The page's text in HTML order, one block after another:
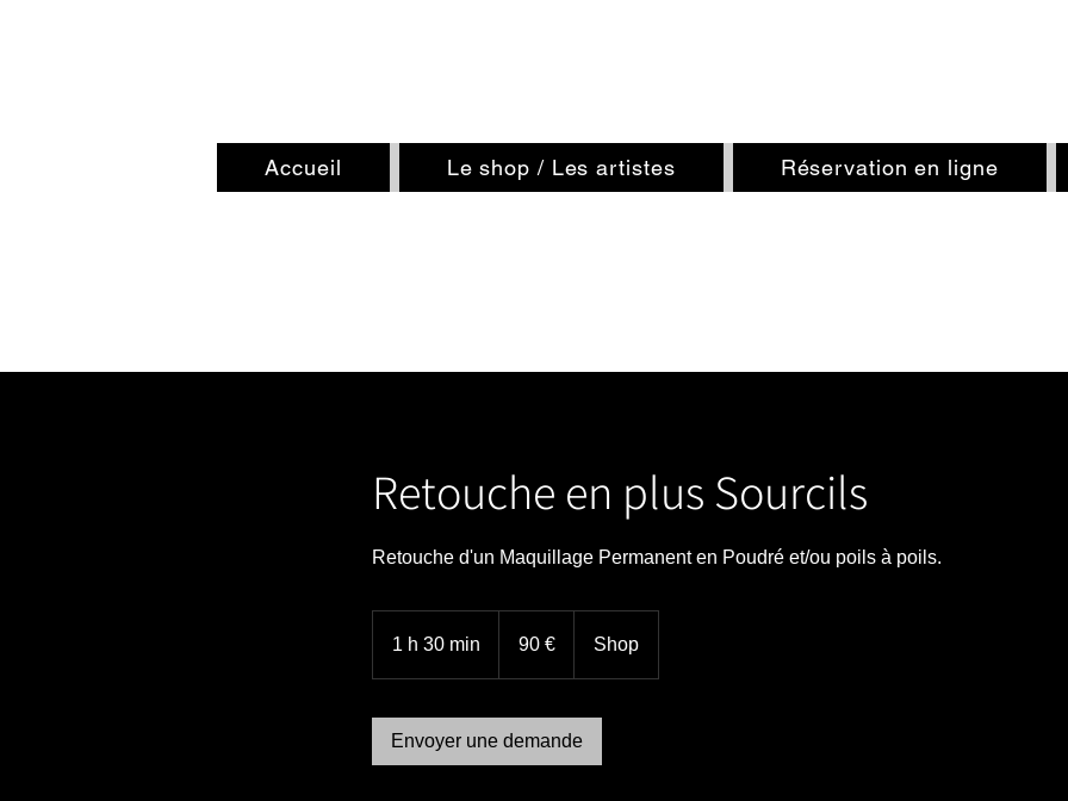
Accueil Le shop / Les artistes Réservation en ligne
Retouche en plus Sourcils
Retouche d'un Maquillage Permanent en Poudré et/ou poils à poils.
1 h 30 min 90 € Shop
Envoyer une demande